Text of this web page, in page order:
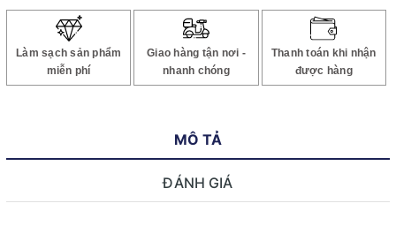
Làm sạch sản phẩm
miễn phí
Giao hàng tận nơi -
nhanh chóng
Thanh toán khi nhận
được hàng
MÔ TẢ
ĐÁNH GIÁ